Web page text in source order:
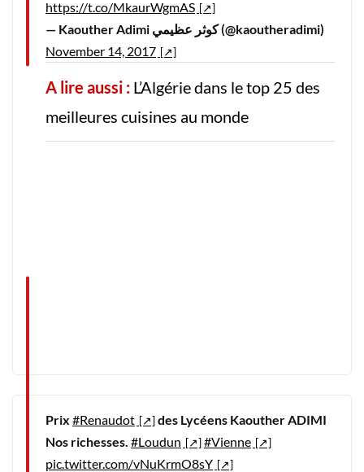
https://t.co/MkaurWgmAS
— Kaouther Adimi كوثر عظيمي (@kaoutheradimi)
November 14, 2017
A lire aussi : L’Algérie dans le top 25 des
meilleures cuisines au monde
Prix #Renaudot
des Lycéens Kaouther ADIMI
Nos richesses. #Loudun
#Vienne
pic.twitter.com/vNuKrmO8sY